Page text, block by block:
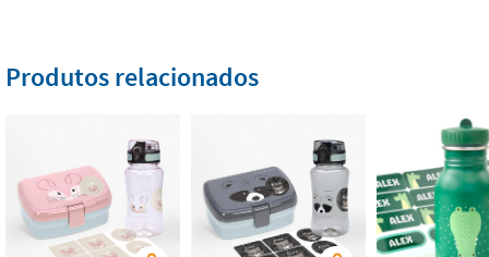
Produtos relacionados